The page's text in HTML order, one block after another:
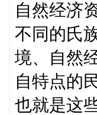
自然经济
不同的氏
境、自然
自特点的
也就是这